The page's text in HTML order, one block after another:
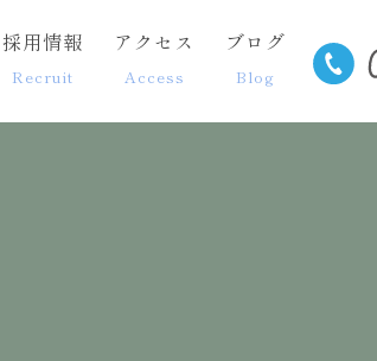
採用情報
Recruit
アクセス
Access
ブログ
Blog